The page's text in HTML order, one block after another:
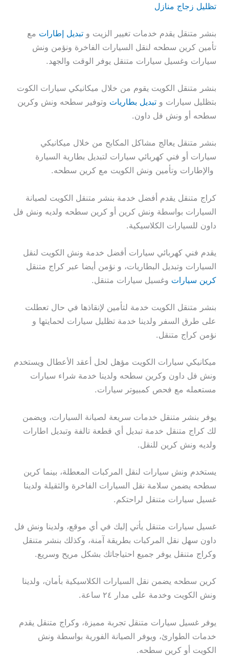
تظليل زجاج منازل
بنشر متنقل يقدم خدمات تغيير الزيت وتبديل إطارات مع
تأمين كرين سطحه لنقل السيارات الفاخرة ونؤمن ونش
سيارات وغسيل سيارات متنقل يوفر الوقت والجهد.
بنشر متنقل الكويت يقوم من خلال ميكانيكي سيارات الكوت
بتظليل سيارات وتبديل بطاريات وتوفير سطحه ونش وكرين
سطحه أو ونش فل داون.
بنشر متنقل يعالج مشاكل المكابح من خلال ميكانيكي
سيارات أو فني كهربائي سيارات لتبديل بطارية السيارة
والإطارات وتأمين ونش الكويت مع كرين سطحه.
كراج متنقل يقدم أفضل خدمة بنشر متنقل الكويت لصيانة
السيارات بواسطة ونش كرين أو كرين سطحه ولديه ونش فل
داون للسيارات الكلاسيكية.
يقدم فني كهربائي سيارات أفضل خدمة ونش الكويت لنقل
السيارات وتبديل البطاريات، و نؤمن أيضا عبر كراج متنقل
كرين سيارات وغسيل سيارات متنقل.
بنشر متنقل الكويت خدمة لتأمين لإنقاذها في حال تعطلت
على طرق السفر ولدينا خدمة تظليل سيارات لحمايتها و
نؤمن كراج متنقل.
ميكانيكي سيارات الكويت مؤهل لحل أعقد الأعطال ويستخدم
ونش فل داون وكرين سطحه ولدينا خدمة شراء سيارات
مستعمله مع فحص كمبيوتر سيارات.
يوفر بنشر متنقل خدمات سريعة لصيانة السيارات، ويضمن
لك كراج متنقل خدمة تبديل أي قطعة تالفة وتبديل اطارات
ولديه ونش كرين للنقل.
يستخدم ونش سيارات لنقل المركبات المعطلة، بينما كرين
سطحه يضمن سلامة نقل السيارات الفاخرة والثقيلة ولدينا
غسيل سيارات متنقل لراحتكم.
غسيل سيارات متنقل يأتي إليك في أي موقع، ولدينا ونش فل
داون سهل نقل المركبات بطريقة آمنة، وكذلك بنشر متنقل
وكراج متنقل يوفر جميع احتياجاتك بشكل مريح وسريع.
كرين سطحه يضمن نقل السيارات الكلاسيكية بأمان، ولدينا
ونش الكويت وخدمة على مدار ٢٤ ساعة.
يوفر غسيل سيارات متنقل تجربة مميزة، وكراج متنقل يقدم
خدمات الطوارئ، ويوفر الصيانة الفورية بواسطة ونش
الكويت أو كرين سطحه.